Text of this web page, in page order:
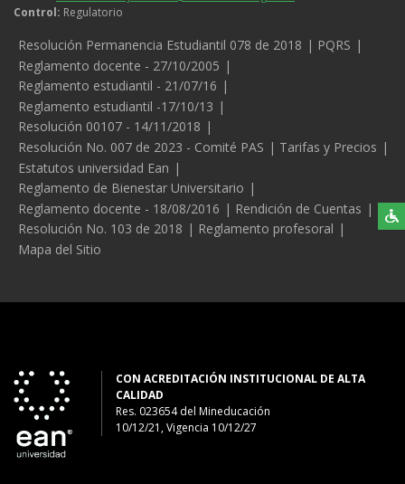
Control: Regulatorio
Legales
Resolución Permanencia Estudiantil 078 de 2018
PQRS
Reglamento docente - 27/10/2005
Reglamento estudiantil - 21/07/16
Reglamento estudiantil -17/10/13
Resolución 00107 - 14/11/2018
Resolución No. 007 de 2023 - Comité PAS
Tarifas y Precios
Estatutos universidad Ean
Reglamento de Bienestar Universitario
Reglamento docente - 18/08/2016
Rendición de Cuentas
Resolución No. 103 de 2018
Reglamento profesoral
Mapa del Sitio
CON ACREDITACIÓN INSTITUCIONAL DE ALTA
CALIDAD
Res. 023654del Mineducación
10/12/21, Vigencia 10/12/27